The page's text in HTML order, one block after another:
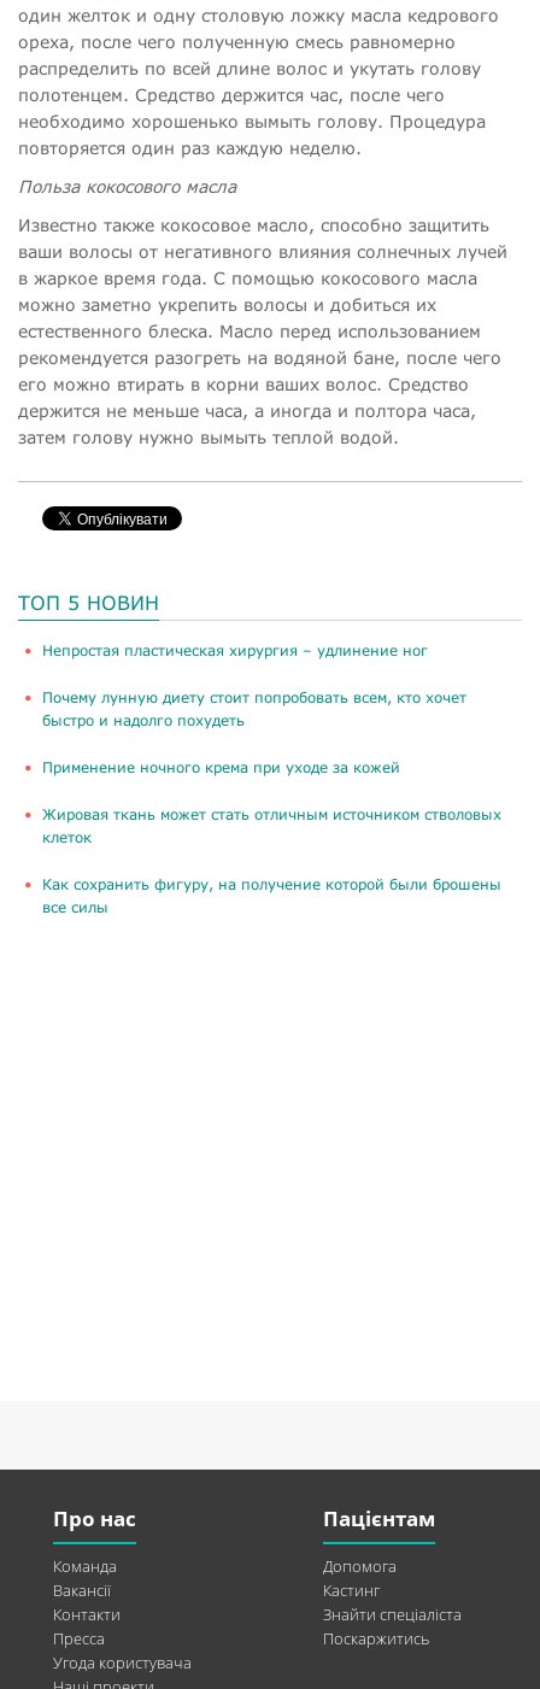
один желток и одну столовую ложку масла кедрового
ореха, после чего полученную смесь равномерно
распределить по всей длине волос и укутать голову
полотенцем. Средство держится час, после чего
необходимо хорошенько вымыть голову. Процедура
повторяется один раз каждую неделю.
Польза кокосового масла
Известно также кокосовое масло, способно защитить
ваши волосы от негативного влияния солнечных лучей
в жаркое время года. С помощью кокосового масла
можно заметно укрепить волосы и добиться их
естественного блеска. Масло перед использованием
рекомендуется разогреть на водяной бане, после чего
его можно втирать в корни ваших волос. Средство
держится не меньше часа, а иногда и полтора часа,
затем голову нужно вымыть теплой водой.
ТОП 5 НОВИН
​Непростая пластическая хирургия – удлинение ног
Почему лунную диету стоит попробовать всем, кто хочет
быстро и надолго похудеть
Применение ночного крема при уходе за кожей
Жировая ткань может стать отличным источником стволовых
клеток
Как сохранить фигуру, на получение которой были брошены
все силы
Про нас
Команда
Вакансії
Контакти
Пресса
Угода користувача
Пацієнтам
Допомога
Кастинг
Знайти спеціаліста
Поскаржитись